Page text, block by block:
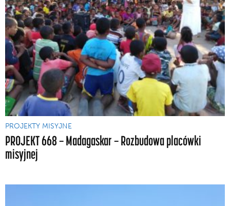
PROJEKTY MISYJNE
PROJEKT 668 — Madagaskar — Rozbudowa placówki
misyjnej